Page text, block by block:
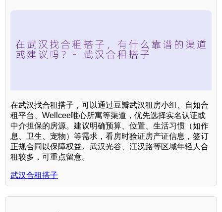
在武汉找合租搭子，可以通过豆瓣武汉租房小组、自如合
租平台、Wellcee唯心所寓等渠道，优先选择实名认证或
中介担保的房源。建议明确预算、位置、生活习惯（如作
息、卫生、宠物）等需求，看房时验证房产证信息，签订
正规合同以保障权益。武汉光谷、江汉路等区域年轻人合
租较多，可重点留意。
武汉合租搭子